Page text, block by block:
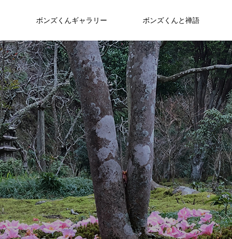
ボンズくんギャラリー ボンズくんと禅語